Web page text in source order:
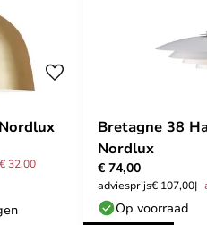
32,00
Bretagne 38
Nordlux
€ 74,00
adviesprijs€ 107,00
Op voorraad